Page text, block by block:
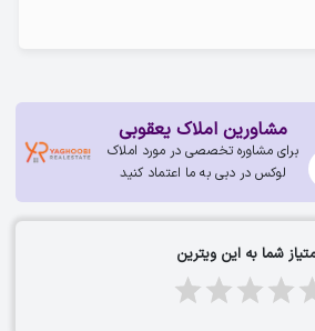
با ویوی فوق‌العاده
همین حالا تماس بگیرید!
به راحتی خانه ایده آل خود
مشاورین املاک یعقوبی
برای مشاوره تخصصی در مورد املاک
لوکس در دبی به ما اعتماد کنید
شما به این ویترین